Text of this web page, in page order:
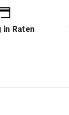
inRaten